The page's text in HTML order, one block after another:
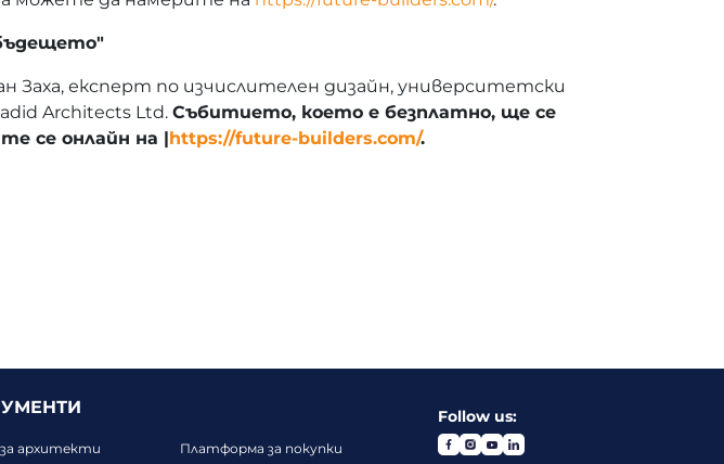
експерт по изчислителен дизайн, университетски
Architects Ltd. Събитието, което е безплатно, ще се
се онлайн на |https://future-builders.com/.
архитекти
Платформа за покупки
Follow us: